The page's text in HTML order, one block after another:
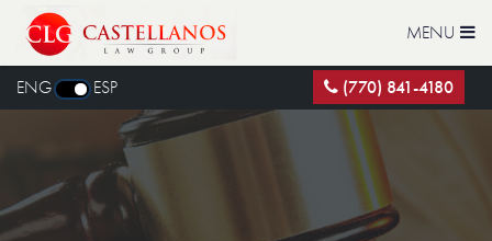
(770) 841-4180
ENG ESP
MENU